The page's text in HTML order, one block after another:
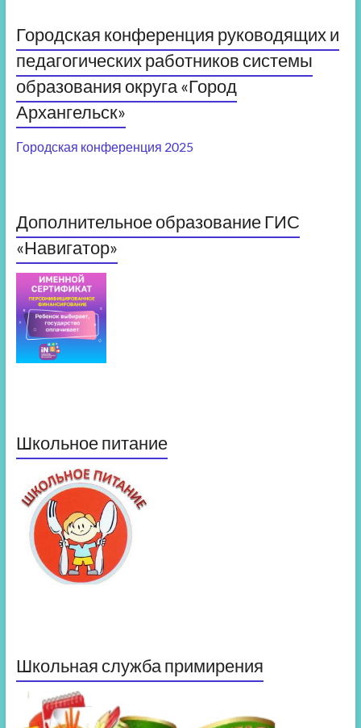
Городская конференция руководящих и
педагогических работников системы
образования округа «Город
Архангельск»
Городская конференция 2025
Дополнительное образование ГИС
«Навигатор»
Школьное питание
Школьная служба примирения